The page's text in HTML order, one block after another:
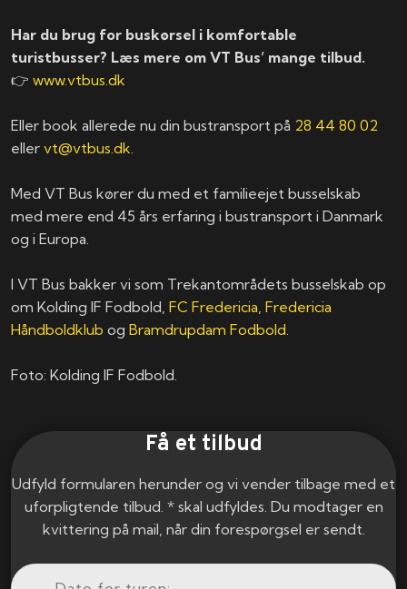
Har du brug for buskørsel i komfortable
turistbusser? Læs mere om VT Bus’ mange tilbud.
👉www.vtbus.dk
Eller book allerede nu din bustransport på 28 44 80 02
ellervt@vtbus.dk
Med VT Bus kører du med et familieejet busselskab
med mere end 45 års erfaring i bustransport i Danmark
og i Europa.
I VT Bus bakker vi som Trekantområdets busselskab op
om Kolding IF Fodbold,FC Fredericia ,Fredericia
Håndboldklub ogBramdrupdam Fodbold
Foto: Kolding IF Fodbold.
Få et tilbud
Udfyld formularen herunder og vi vender tilbage med et
uforpligtende tilbud. * skal udfyldes. Du modtager en
kvittering på mail, når din forespørgsel er sendt.